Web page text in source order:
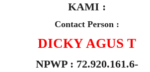
KAMI :
Contact Person :
DICKY AGUS T
NPWP : 72.920.161.6-